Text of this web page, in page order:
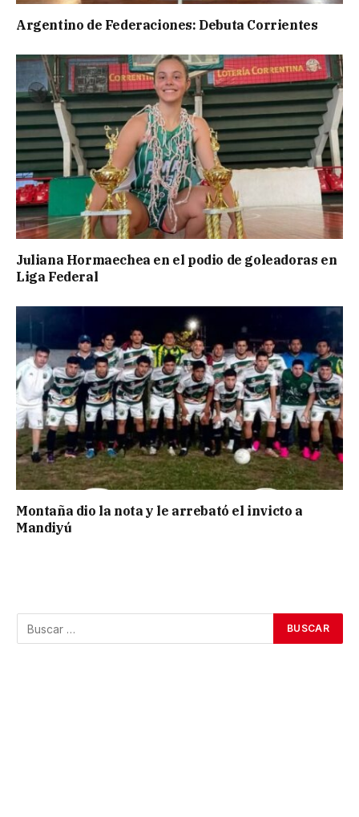
Argentino de Federaciones: Debuta Corrientes
Juliana Hormaechea en el podio de goleadoras en
Liga Federal
Montaña dio la nota y le arrebató el invicto a
Mandiyú